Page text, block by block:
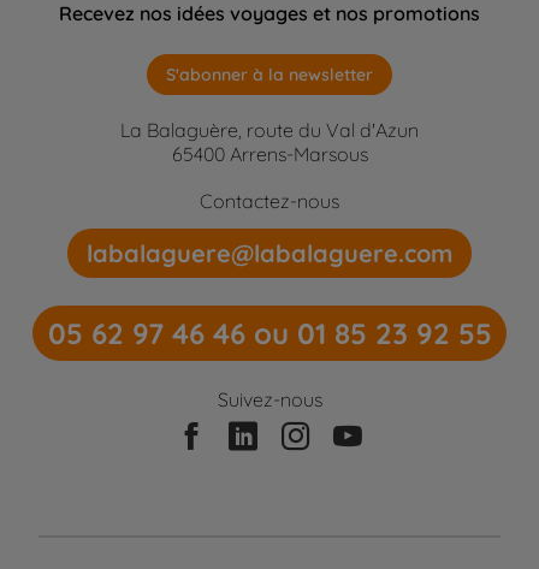
Recevez nos idées voyages et nos promotions
S'abonner à la newsletter
La Balaguère, route du Val d'Azun
65400 Arrens-Marsous
Contactez-nous
labalaguere@labalaguere.com
05 62 97 46 46 ou 01 85 23 92 55
Suivez-nous